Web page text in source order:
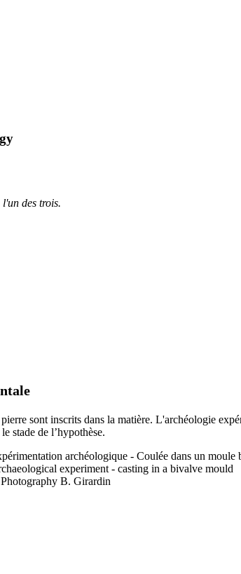
des trois.
sont inscrits dans la matière. L'archéologie
stade de l’hypothèse.
archéologique - Coulée dans un moule
experiment - casting in a bivalve mould
B. Girardin